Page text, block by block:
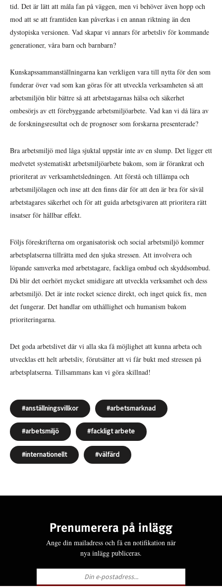
tid. Det är lätt att måla fan på väggen, men vi behöver även hopp och
mod att se att framtiden kan påverkas i en annan riktning än den
dystopiska versionen. Vad skapar vi annars för arbetsliv för kommande
generationer, våra barn och barnbarn?
Kunskapssammanställningarna kan verkligen vara till nytta för den som
funderar över vad som kan göras för att utveckla verksamheten så att
arbetsmiljön blir bättre så att arbetstagarnas hälsa och säkerhet
ombesörjs av ett förebyggande arbetsmiljöarbete. Vad kan vi då lära av
de forskningsresultat och de prognoser som forskarna presenterade?
Bra arbetsmiljö med låga sjuktal uppstår inte av en slump. Det ligger ett
medvetet systematiskt arbetsmiljöarbete bakom, som är förankrat och
prioriterat av verksamhetsledningen. Att förstå och tillämpa och
arbetsmiljölagen och inse att den finns där för att den är bra för såväl
arbetstagares säkerhet och för att guida arbetsgivaren att prioritera rätt
insatser för hållbar effekt.
Följs föreskrifterna om organisatorisk och social arbetsmiljö kommer
arbetsplatserna tillrätta med den sjuka stressen. Att involvera och
löpande samverka med arbetstagare, fackliga ombud och skyddsombud.
Då blir det oerhört mycket smidigare att utveckla verksamhet och dess
arbetsmiljö. Det är inte rocket science direkt, och inget quick fix, men
det fungerar. Det handlar om uthållighet och humanism bakom
prioriteringarna.
Det goda arbetslivet där vi alla ska få möjlighet att kunna arbeta och
utvecklas ett helt arbetsliv, förutsätter att vi får bukt med stressen på
arbetsplatserna. Tillsammans kan vi göra skillnad!
anställningsvillkor arbetsmarknad
arbetsmiljö fackligt arbete
internationellt välfärd
Prenumerera på inlägg
Ange din mailadress och få en notifikation när
nya inlägg publiceras.